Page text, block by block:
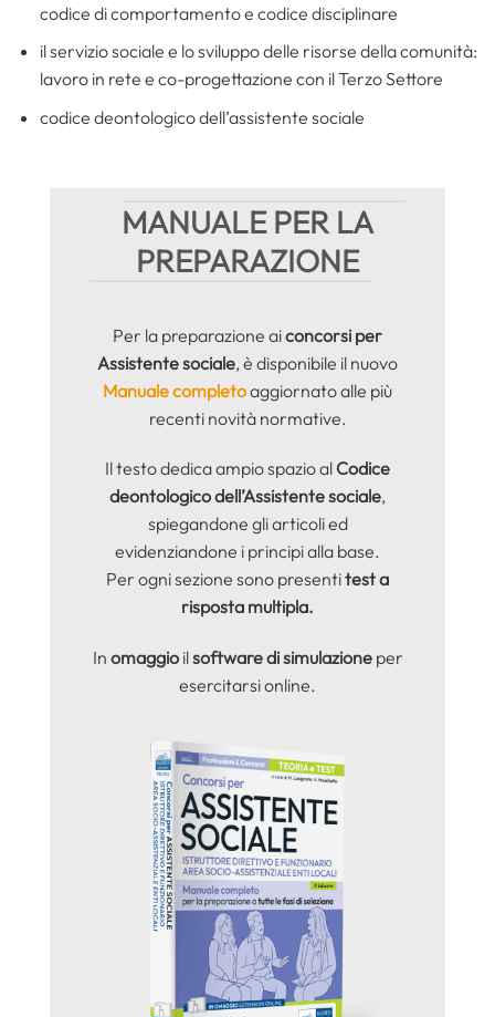
codice di comportamento e codice disciplinare
il servizio sociale e lo sviluppo delle risorse della comunità:
lavoro in rete e co-progettazione con il Terzo Settore
codice deontologico dell’assistente sociale
MANUALE PER LA
PREPARAZIONE
Per la preparazione aiconcorsi per
Assistente sociale, è disponibile il nuovo
Manuale completoaggiornato alle più
recenti novità normative.
Il testo dedica ampio spazio al Codice
deontologico dell’Assistente sociale,
spiegandone gli articoli ed
evidenziandone i principi alla base.
Per ogni sezione sono presentitest a
risposta multipla.
In omaggioilsoftware di simulazioneper
esercitarsi online.